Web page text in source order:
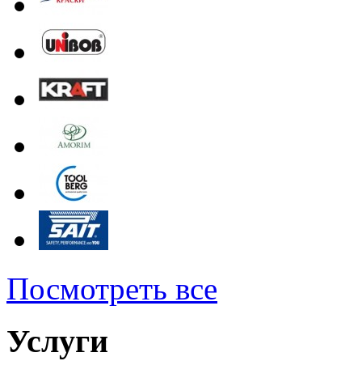
Посмотреть все
Услуги